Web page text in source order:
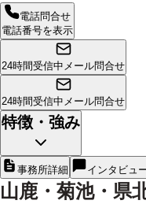
電話問合せ
電話番号を表示
24時間受信中 メール問合せ
24時間受信中 メール問合せ
特徴・強み
事務所詳細 インタビュ
山鹿・菊池・県